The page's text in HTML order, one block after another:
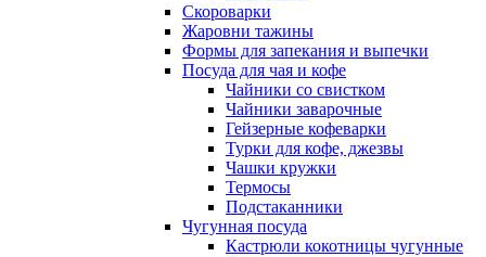
Скороварки
Жаровни тажины
Формы для запекания и выпечки
Посуда для чая и кофе
Чайники со свистком
Чайники заварочные
Гейзерные кофеварки
Турки для кофе, джезвы
Чашки кружки
Термосы
Подстаканники
Чугунная посуда
Кастрюли кокотницы чугунные